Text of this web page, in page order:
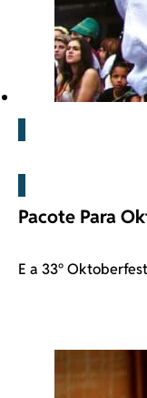
Pacote Para
E a 33°